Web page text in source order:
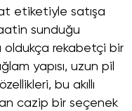
etiketiyle satışa
sunduğu
oldukça rekabetçi bir
yapısı, uzun pil
bu akıllı
cazip bir seçenek